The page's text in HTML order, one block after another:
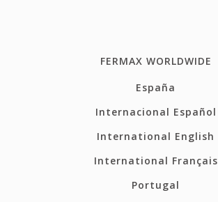
FERMAX WORLDWIDE
España
Internacional Español
International English
International Français
Portugal